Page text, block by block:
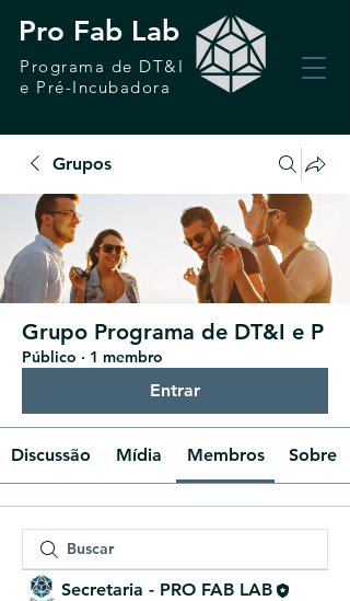
Programa de DT&I
e Pré-Incubadora
Pro Fab Lab
Grupos
Grupo Programa de DT&I e P
Público · 1 membro
Entrar
Discussão Mídia Membros Sobre
Secretaria - PRO FAB LAB